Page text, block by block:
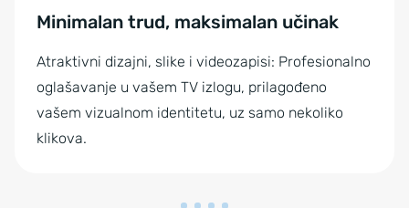
Minimalan trud, maksimalan učinak
Atraktivni dizajni, slike i videozapisi: Profesionalno
oglašavanje u vašem TV izlogu, prilagođeno
vašem vizualnom identitetu, uz samo nekoliko
klikova.